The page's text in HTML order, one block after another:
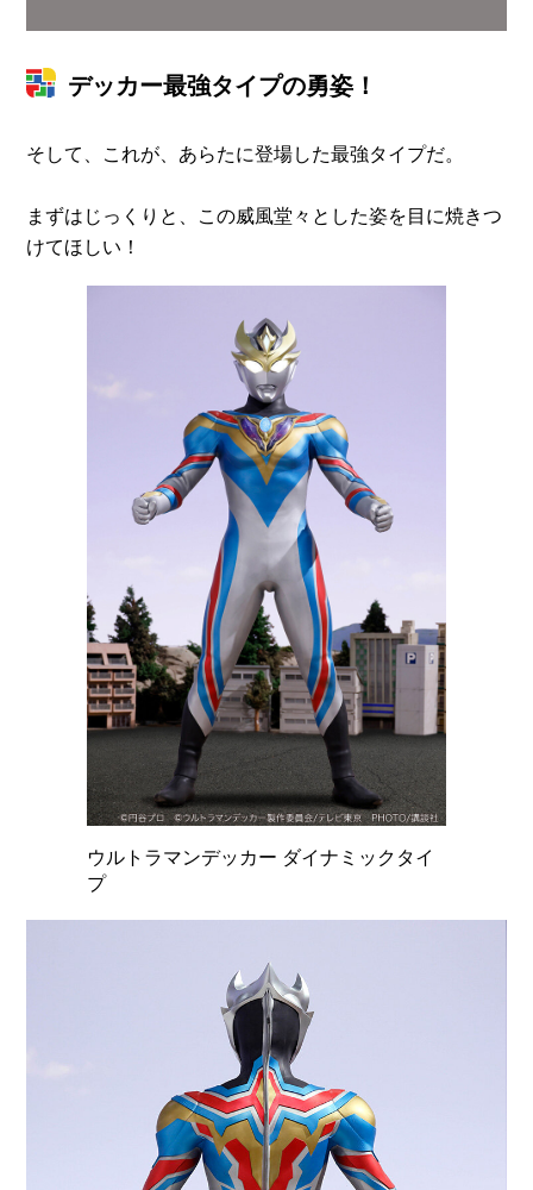
デッカー最強タイプの勇姿！
そして、これが、あらたに登場した最強タイプだ。
まずはじっくりと、この威風堂々とした姿を目に焼きつ
けてほしい！
ウルトラマンデッカー ダイナミックタイ
プ